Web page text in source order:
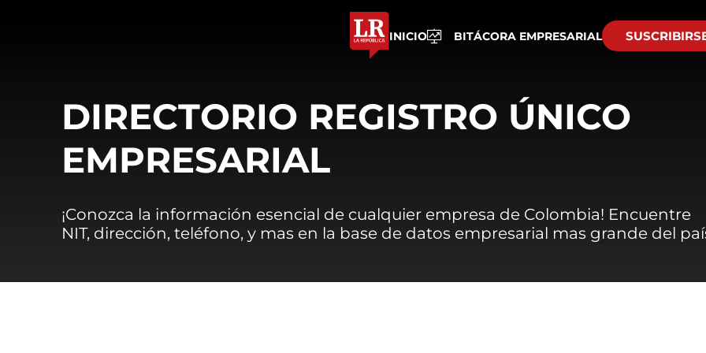
INICIO BITÁCORA EMPRESARIAL
DIRECTORIO REGISTRO ÚNICO
EMPRESARIAL
¡Conozca la información esencial de cualquier empresa de Colombia! Encuentre
NIT, dirección, teléfono, y mas en la base de datos empresarial mas grande del